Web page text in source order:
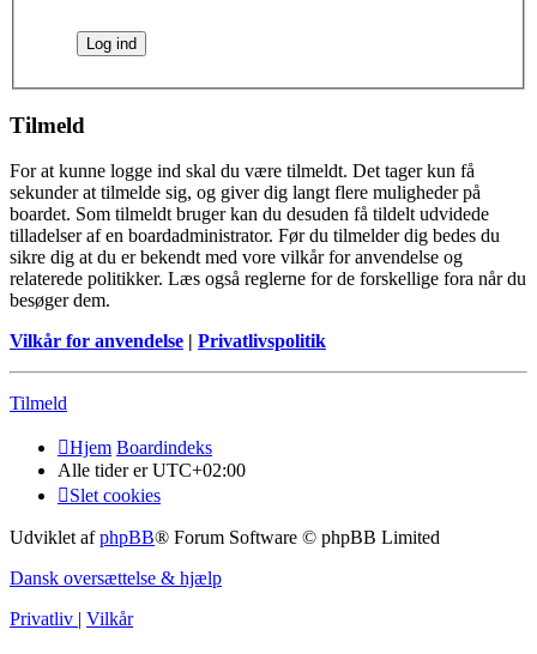
Tilmeld
For at kunne logge ind skal du være tilmeldt. Det tager kun få
sekunder at tilmelde sig, og giver dig langt flere muligheder på
boardet. Som tilmeldt bruger kan du desuden få tildelt udvidede
tilladelser af en boardadministrator. Før du tilmelder dig bedes du
sikre dig at du er bekendt med vore vilkår for anvendelse og
relaterede politikker. Læs også reglerne for de forskellige fora når du
besøger dem.
Vilkår for anvendelse | Privatlivspolitik
Tilmeld
Hjem Boardindeks
Alle tider erUTC+02:00
Slet cookies
Udviklet afphpBB® Forum Software © phpBB Limited
Dansk oversættelse & hjælp
Privatliv | Vilkår